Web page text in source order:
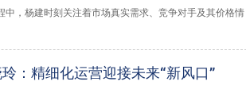
，杨建时刻关注着市场真实需求、竞争对手及其价格情
：精细化运营迎接未来“新风口”